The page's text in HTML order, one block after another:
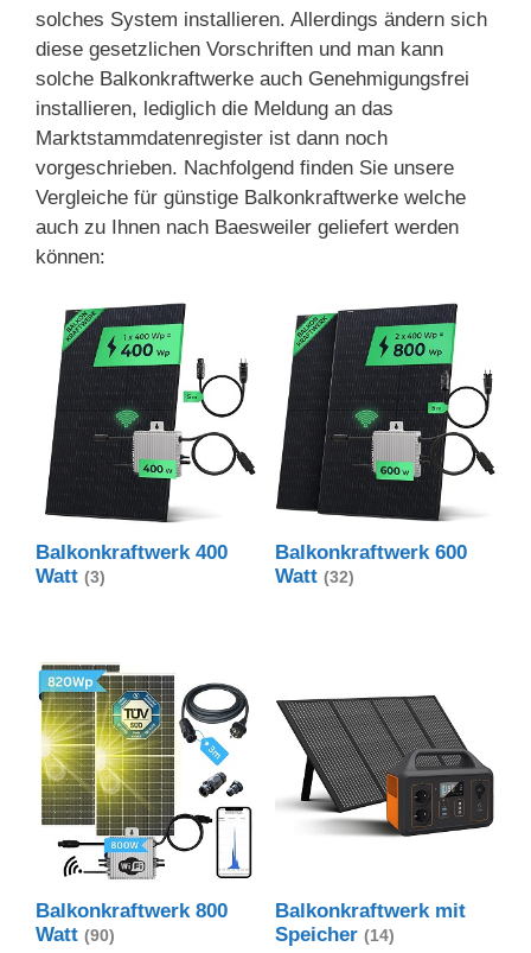
solches System installieren. Allerdings ändern sich
diese gesetzlichen Vorschriften und man kann
solche Balkonkraftwerke auch Genehmigungsfrei
installieren, lediglich die Meldung an das
Marktstammdatenregister ist dann noch
vorgeschrieben. Nachfolgend finden Sie unsere
Vergleiche für günstige Balkonkraftwerke welche
auch zu Ihnen nach Baesweiler geliefert werden
können:
Balkonkraftwerk 400
Watt (3)
Balkonkraftwerk 600
Watt (32)
Balkonkraftwerk 800
Watt (90)
Balkonkraftwerk mit
Speicher (14)